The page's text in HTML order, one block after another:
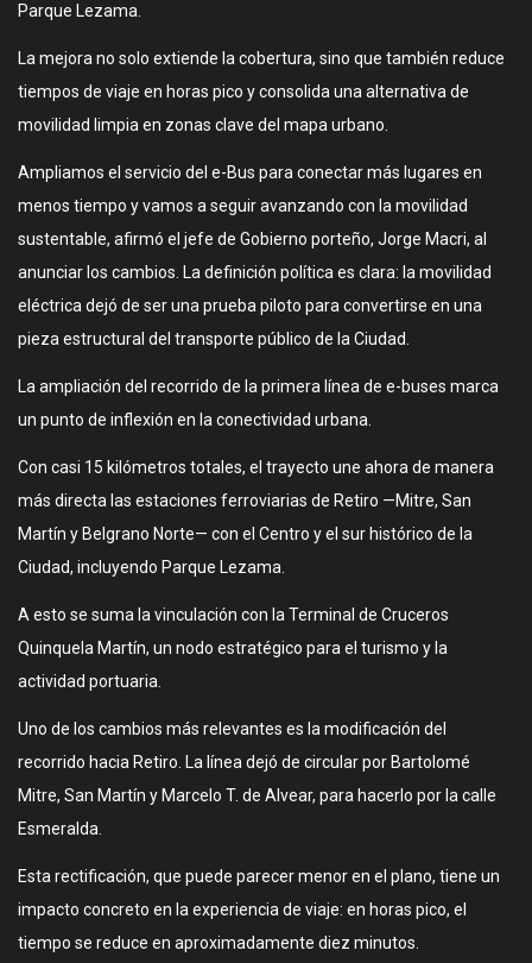
Parque Lezama.
La mejora no solo extiende la cobertura, sino que también reduce
tiempos de viaje en horas pico y consolida una alternativa de
movilidad limpia en zonas clave del mapa urbano.
Ampliamos el servicio del e-Bus para conectar más lugares en
menos tiempo y vamos a seguir avanzando con la movilidad
sustentable, afirmó el jefe de Gobierno porteño, Jorge Macri, al
anunciar los cambios. La definición política es clara: la movilidad
eléctrica dejó de ser una prueba piloto para convertirse en una
pieza estructural del transporte público de la Ciudad.
La ampliación del recorrido de la primera línea de e-buses marca
un punto de inflexión en la conectividad urbana.
Con casi 15 kilómetros totales, el trayecto une ahora de manera
más directa las estaciones ferroviarias de Retiro —Mitre, San
Martín y Belgrano Norte— con el Centro y el sur histórico de la
Ciudad, incluyendo Parque Lezama.
A esto se suma la vinculación con la Terminal de Cruceros
Quinquela Martín, un nodo estratégico para el turismo y la
actividad portuaria.
Uno de los cambios más relevantes es la modificación del
recorrido hacia Retiro. La línea dejó de circular por Bartolomé
Mitre, San Martín y Marcelo T. de Alvear, para hacerlo por la calle
Esmeralda.
Esta rectificación, que puede parecer menor en el plano, tiene un
impacto concreto en la experiencia de viaje: en horas pico, el
tiempo se reduce en aproximadamente diez minutos.